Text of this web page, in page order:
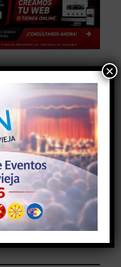
Pinterest
Artículo siguiente
cincuentava edición del
premio Diego Ramírez
se pone en marcha
×